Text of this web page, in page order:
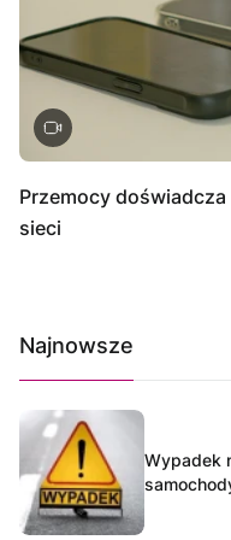
Przemocy
sieci
Najnowsze
Wypadek